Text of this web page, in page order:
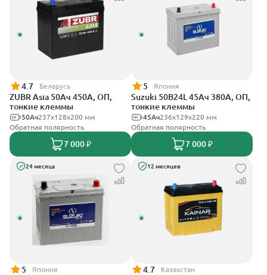
4.7 Беларусь
ZUBR Asia 50Ач 450А, ОП,
тонкие клеммы
237x128x200 мм
50Ач
Обратная полярность
7 000 ₽
5 Япония
Suzuki 50B24L 45Ач 380А, ОП,
тонкие клеммы
236x129x220 мм
45Ач
Обратная полярность
7 000 ₽
24 месяца
5 Япония
12 месяцев
4.7 Казахстан